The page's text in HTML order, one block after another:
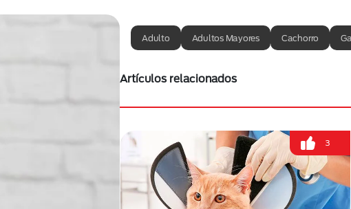
Adulto Adultos Mayores Cachorro
Artículos relacionados
3